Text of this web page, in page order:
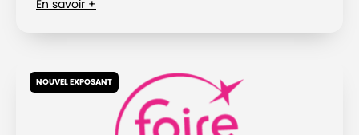
En savoir +
NOUVEL EXPOSANT